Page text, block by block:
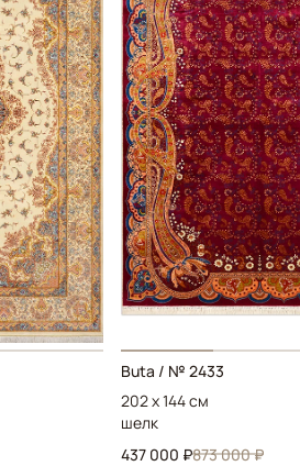
Buta / № 2433
202 x 144 см
шелк
437 000 ₽873 000 ₽